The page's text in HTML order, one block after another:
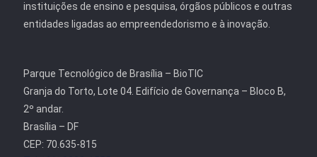
instituições de ensino e pesquisa, órgãos públicos e outras
entidades ligadas ao empreendedorismo e à inovação.
Parque Tecnológico de Brasília – BioTIC
Granja do Torto, Lote 04. Edifício de Governança – Bloco B,
2º andar.
Brasília – DF
CEP: 70.635-815